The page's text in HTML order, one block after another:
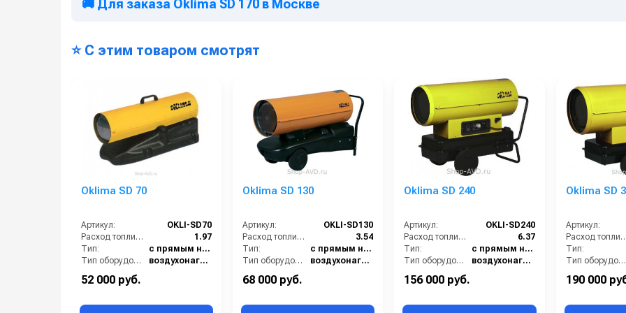
🚚 Для заказа Oklima SD 170 в Москве
⭐ С этим товаром смотрят
Oklima SD 70
Артикул:
OKLI-SD70
Расход топлива (л/ч):
1.97
Тип:
с прямым нагревом
Тип оборудования:
воздухонагреватель
Объём топливного бака (л):
Поток воздуха (м3/час):
52 000 руб.
Oklima SD 130
Артикул:
OKLI-SD130
Расход топлива (л/ч):
3.54
Тип:
с прямым нагревом
Тип оборудования:
воздухонагреватель
Объём топливного бака (л):
Поток воздуха (м3/час):
68 000 руб.
Oklima SD 240
Артикул:
OKLI-SD240
Расход топлива (л/ч):
6.37
Тип:
с прямым нагревом
Тип оборудования:
воздухонагреватель
Объём топливного бака (л):
Поток воздуха (м3/час):
156 000 руб.
Oklima SD
Артикул:
Расход
Тип:
Тип оборудования:
Объём топливного бака (л):
Поток воздуха
190 000